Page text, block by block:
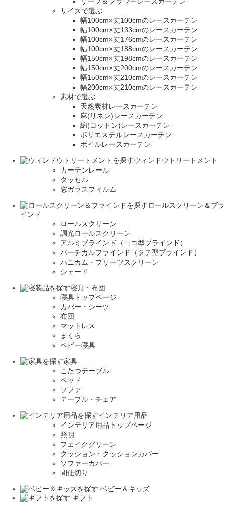
サイズで選ぶ
幅100cm×丈100cmのレースカーテン
幅100cm×丈133cmのレースカーテン
幅100cm×丈176cmのレースカーテン
幅100cm×丈188cmのレースカーテン
幅150cm×丈198cmのレースカーテン
幅150cm×丈200cmのレースカーテン
幅150cm×丈210cmのレースカーテン
幅200cm×丈210cmのレースカーテン
素材で選ぶ
天然素材レースカーテン
麻(リネン)レースカーテン
綿(コットン)レースカーテン
ポリエステルレースカーテン
ボイルレースカーテン
ウィンドウトリートメント
カーテンレール
タッセル
窓ガラスフィルム
ロールスクリーン＆ブラ
インド
ロールスクリーン
調光ロールスクリーン
アルミブラインド（ヨコ型ブラインド）
バーチカルブラインド（タテ型ブラインド）
ハニカム・プリーツスクリーン
シェード
寝具・布団
寝具トップページ
カバー・シーツ
布団
マットレス
まくら
ベビー寝具
家具
こたつテーブル
ベッド
ソファ
テーブル・チェア
インテリア用品
インテリア用品トップページ
照明
フェイクグリーン
クッション・クッションカバー
ソファーカバー
間仕切り
ベビー＆キッズ
ギフト